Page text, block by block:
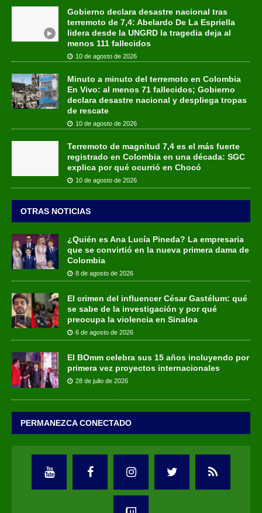
Gobierno declara desastre nacional tras
terremoto de 7,4: Abelardo De La Espriella
lidera desde la UNGRD la tragedia deja al
menos 111 fallecidos
10 de agosto de 2026
Minuto a minuto del terremoto en Colombia
En Vivo: al menos 71 fallecidos; Gobierno
declara desastre nacional y despliega tropas
de rescate
10 de agosto de 2026
Terremoto de magnitud 7,4 es el más fuerte
registrado en Colombia en una década: SGC
explica por qué ocurrió en Chocó
10 de agosto de 2026
OTRAS NOTICIAS
¿Quién es Ana Lucía Pineda? La empresaria
que se convirtió en la nueva primera dama de
Colombia
8 de agosto de 2026
El crimen del influencer César Gastélum: qué
se sabe de la investigación y por qué
preocupa la violencia en Sinaloa
6 de agosto de 2026
El BOmm celebra sus 15 años incluyendo por
primera vez proyectos internacionales
28 de julio de 2026
PERMANEZCA CONECTADO